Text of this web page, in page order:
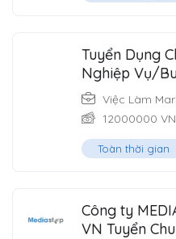
Tuyển Dụng
Nghiệp Vụ/
Việc Làm
12000000
Toàn thời gian
Công ty
VN Tuyển